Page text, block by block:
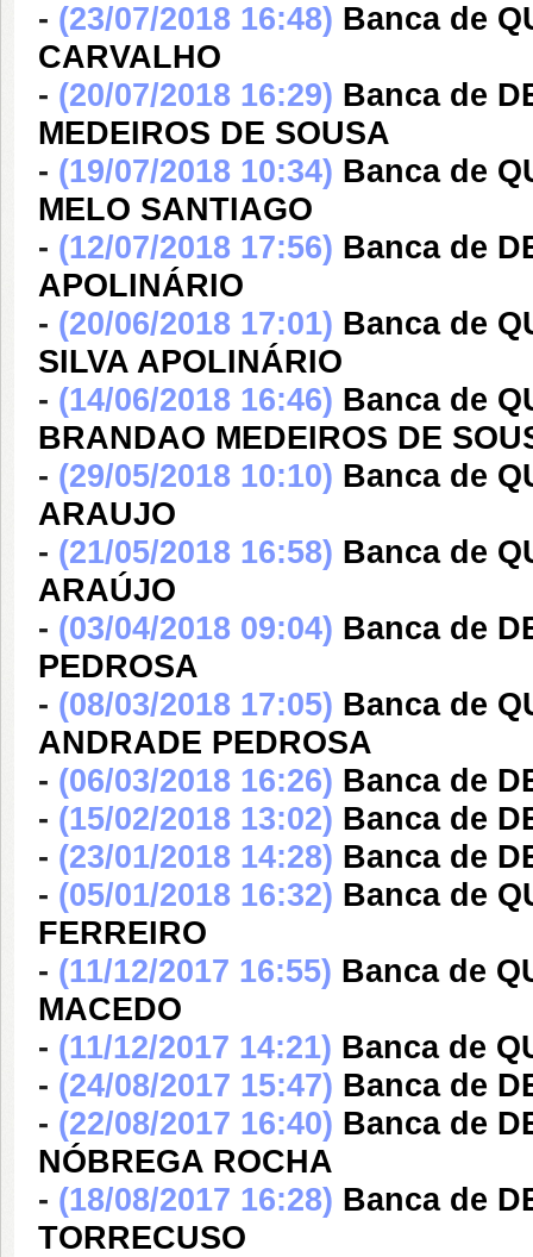
- (23/07/2018 16:48) Banca de
CARVALHO
- (20/07/2018 16:29) Banca de
MEDEIROS DE SOUSA
- (19/07/2018 10:34) Banca de
MELO SANTIAGO
- (12/07/2018 17:56) Banca de
APOLINÁRIO
- (20/06/2018 17:01) Banca de
SILVA APOLINÁRIO
- (14/06/2018 16:46) Banca de
BRANDAO MEDEIROS DE
- (29/05/2018 10:10) Banca de
ARAUJO
- (21/05/2018 16:58) Banca de
ARAÚJO
- (03/04/2018 09:04) Banca de
PEDROSA
- (08/03/2018 17:05) Banca de
ANDRADE PEDROSA
- (06/03/2018 16:26) Banca de
- (15/02/2018 13:02) Banca de
- (23/01/2018 14:28) Banca de
- (05/01/2018 16:32) Banca de
FERREIRO
- (11/12/2017 16:55) Banca de
MACEDO
- (11/12/2017 14:21) Banca de
- (24/08/2017 15:47) Banca de
- (22/08/2017 16:40) Banca de
NÓBREGA ROCHA
- (18/08/2017 16:28) Banca de
TORRECUSO